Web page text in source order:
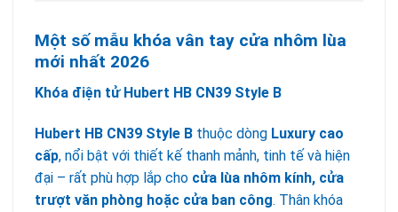
Một số mẫu khóa vân tay cửa nhôm lùa
mới nhất 2026
Khóa điện tử Hubert HB CN39 Style B
Hubert HB CN39 Style B thuộc dòng Luxury cao
cấp, nổi bật với thiết kế thanh mảnh, tinh tế và hiện
đại – rất phù hợp lắp cho cửa lùa nhôm kính, cửa
trượt văn phòng hoặc cửa ban công. Thân khóa